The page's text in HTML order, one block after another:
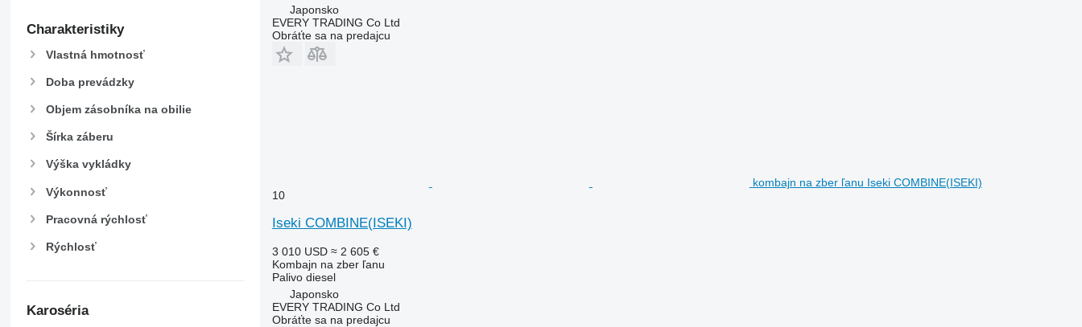
9760 STS
9860 STS
9880
C-series
F-series
M-series
S-series
Charakteristiky
Vlastná hmotnosť
Doba prevádzky
Objem zásobníka na obilie
Šírka záberu
Výška vykládky
Výkonnosť
Pracovná rýchlosť
Rýchlosť
Karoséria
Japonsko
EVERY TRADING Co Ltd
Obráťte sa na predajcu
kombajn na zber ľanu Iseki COMBINE(ISEKI)
10
Iseki COMBINE(ISEKI)
3 010 USD ≈ 2 605 €
Kombajn na zber ľanu
Palivo diesel
Japonsko
EVERY TRADING Co Ltd
Obráťte sa na predajcu